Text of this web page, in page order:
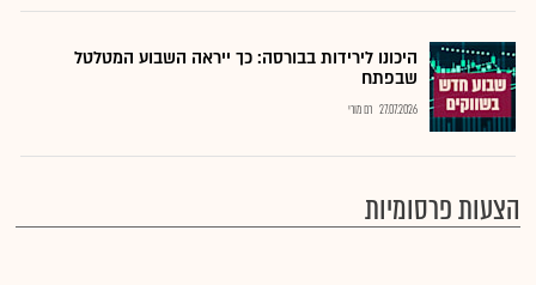
היכונו לירידות בבורסה: כך ייראה השבוע המטלטל
שבפתח
27.07.2026 רם מורי
הצעות פרסומיות